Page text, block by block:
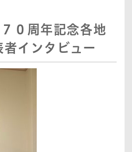
０周年記念各地
者インタビュー